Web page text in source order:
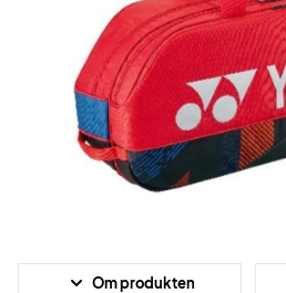
Om produkten